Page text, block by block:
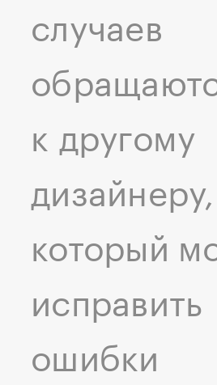
случаев
к другому
дизайнеру,
который
исправить
ошибки